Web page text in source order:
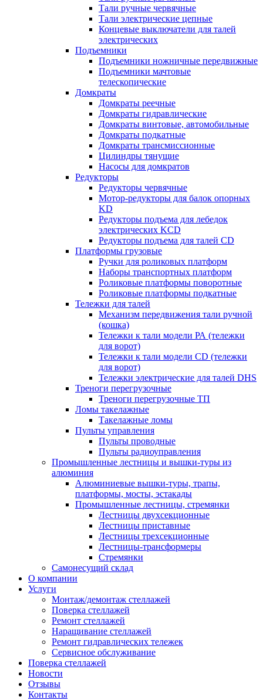
Тали ручные червячные
Тали электрические цепные
Концевые выключатели для талей
электрических
Подъемники
Подъемники ножничные передвижные
Подъемники мачтовые
телескопические
Домкраты
Домкраты реечные
Домкраты гидравлические
Домкраты винтовые, автомобильные
Домкраты подкатные
Домкраты трансмиссионные
Цилиндры тянущие
Насосы для домкратов
Редукторы
Редукторы червячные
Мотор-редукторы для балок опорных
KD
Редукторы подъема для лебедок
электрических KCD
Редукторы подъема для талей CD
Платформы грузовые
Ручки для роликовых платформ
Наборы транспортных платформ
Роликовые платформы поворотные
Роликовые платформы подкатные
Тележки для талей
Механизм передвижения тали ручной
(кошка)
Тележки к тали модели РА (тележки
для ворот)
Тележки к тали модели CD (тележки
для ворот)
Тележки электрические для талей DHS
Треноги перегрузочные
Треноги перегрузочные ТП
Ломы такелажные
Такелажные ломы
Пульты управления
Пульты проводные
Пульты радиоуправления
Промышленные лестницы и вышки-туры из
алюминия
Алюминиевые вышки-туры, трапы,
платформы, мосты, эстакады
Промышленные лестницы, стремянки
Лестницы двухсекционные
Лестницы приставные
Лестницы трехсекционные
Лестницы-трансформеры
Стремянки
Самонесущий склад
О компании
Услуги
Монтаж/демонтаж стеллажей
Поверка cтеллажей
Ремонт стеллажей
Наращивание стеллажей
Ремонт гидравлических тележек
Сервисное обслуживание
Поверка cтеллажей
Новости
Отзывы
Контакты